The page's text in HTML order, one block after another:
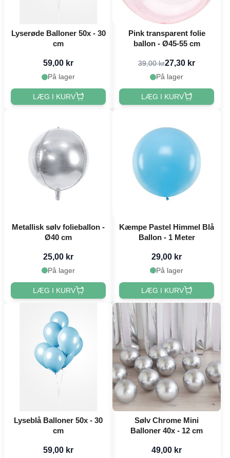
Lyserøde Balloner 50x - 30
cm
59,00 kr
På lager
LÆG I KURV
Pink transparent folie
ballon - Ø45-55 cm
39,00 kr27,30 kr
På lager
LÆG I KURV
Metallisk sølv folieballon -
Ø40 cm
25,00 kr
På lager
LÆG I KURV
Kæmpe Pastel Himmel Blå
Ballon - 1 Meter
29,00 kr
På lager
LÆG I KURV
Lyseblå Balloner 50x - 30
cm
59,00 kr
Sølv Chrome Mini
Balloner 40x - 12 cm
49,00 kr